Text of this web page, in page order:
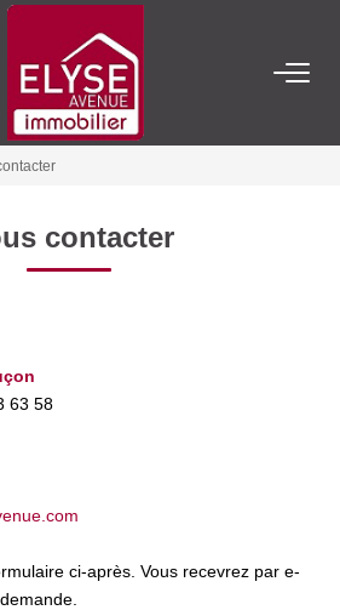
ACHETER
ESTIMER
AGENCE
Nous Rejoindre
contacter
63 58
ci-après. Vous recevrez par e-